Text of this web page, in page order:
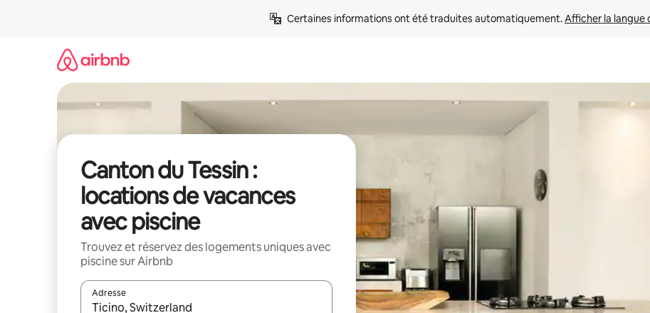
Certaines informations ont été traduites automatiquement. Afficher la langue
Canton du Tessin :
locations de vacances
avec piscine
Trouvez et réservez des logements uniques avec
piscine sur Airbnb
Adresse
Lorsque les résultats s'affichent, utilisez les flèches vers le haut et vers le bas pour les parcourir ou en appuyant et en